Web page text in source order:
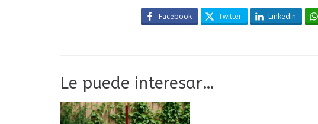
Facebook Twitter LinkedIn
Le puede interesar…